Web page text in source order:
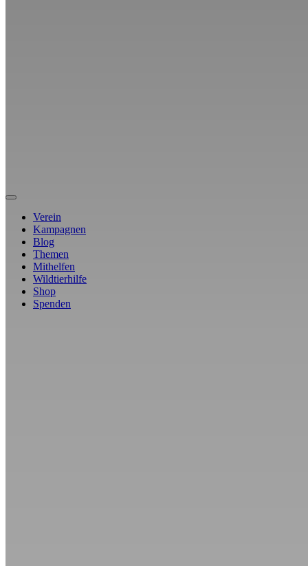
Verein
Kampagnen
Blog
Themen
Mithelfen
Wildtierhilfe
Shop
Spenden